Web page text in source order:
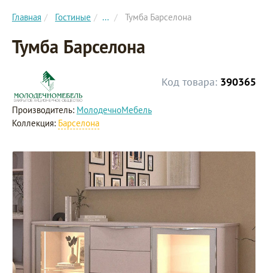
Главная Гостиные ... Тумба Барселона
Тумба Барселона
Код товара: 390365
Производитель: МолодечноМебель
Коллекция: Барселона